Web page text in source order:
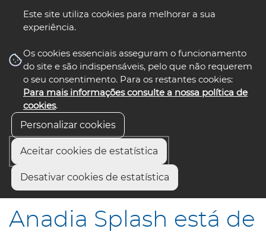
Este site utiliza cookies para melhorar a sua
experiência.
Os cookies essenciais asseguram o funcionamento
do site e são indispensáveis, pelo que não requerem
o seu consentimento. Para os restantes cookies:
Para mais informações consulte a nossa política de
cookies.
Personalizar cookies
Aceitar cookies de estatística
Desativar cookies de estatística
nos
Início
Anadia Splash está de regresso
Anadia Splash está de